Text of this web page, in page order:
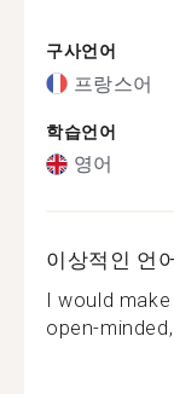
구사언어
프랑스어
학습언어
영어
이상적인 언
I would
open-